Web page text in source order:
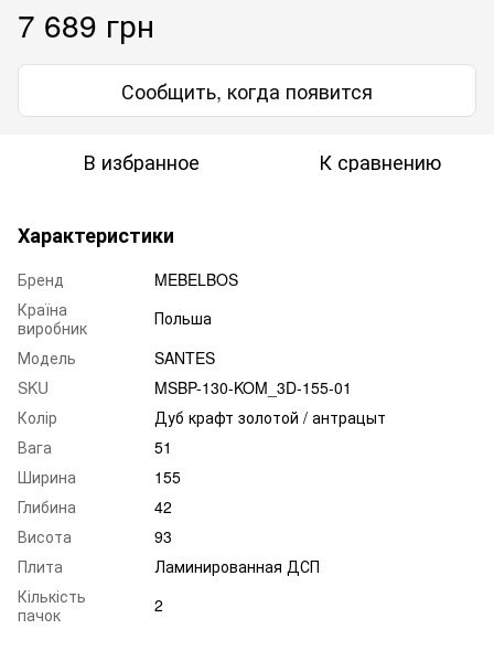
7 689 грн
Сообщить, когда появится
В избранное К сравнению
Характеристики
Бренд
MEBELBOS
Країна
виробник
Польша
Модель
SANTES
SKU
MSBP-130-KOM_3D-155-01
Колір
Дуб крафт золотой / антрацыт
Вага
51
Ширина
155
Глибина
42
Висота
93
Плита
Ламинированная ДСП
Кількість
пачок
2